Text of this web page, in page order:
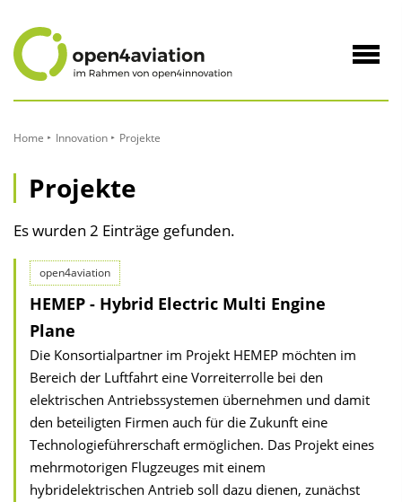
Inhalt
Home Innovation Projekte
Projekte
Es wurden 2 Einträge gefunden.
open4aviation
HEMEP - Hybrid Electric Multi Engine
Plane
Die Konsortialpartner im Projekt HEMEP möchten im
Bereich der Luftfahrt eine Vorreiterrolle bei den
elektrischen Antriebssystemen übernehmen und damit
den beteiligten Firmen auch für die Zukunft eine
Technologieführerschaft ermöglichen. Das Projekt eines
mehrmotorigen Flugzeuges mit einem
hybridelektrischen Antrieb soll dazu dienen, zunächst